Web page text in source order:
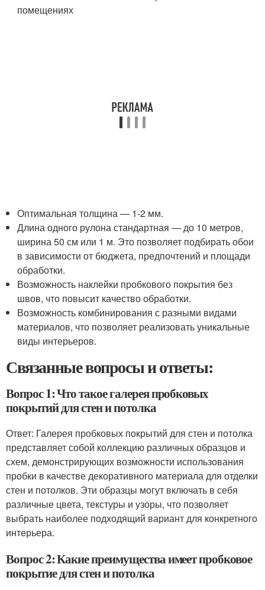
помещениях
Оптимальная толщина — 1-2 мм.
Длина одного рулона стандартная — до 10 метров,
ширина 50 см или 1 м. Это позволяет подбирать обои
в зависимости от бюджета, предпочтений и площади
обработки.
Возможность наклейки пробкового покрытия без
швов, что повысит качество обработки.
Возможность комбинирования с разными видами
материалов, что позволяет реализовать уникальные
виды интерьеров.
Связанные вопросы и ответы:
Вопрос 1: Что такое галерея пробковых
покрытий для стен и потолка
Ответ: Галерея пробковых покрытий для стен и потолка
представляет собой коллекцию различных образцов и
схем, демонстрирующих возможности использования
пробки в качестве декоративного материала для отделки
стен и потолков. Эти образцы могут включать в себя
различные цвета, текстуры и узоры, что позволяет
выбрать наиболее подходящий вариант для конкретного
интерьера.
Вопрос 2: Какие преимущества имеет пробковое
покрытие для стен и потолка